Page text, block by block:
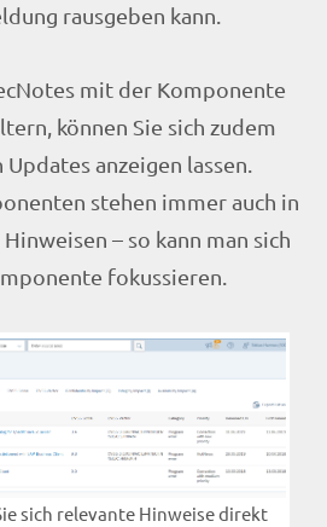
rausgeben kann.
mit der Komponente
können Sie sich zudem
anzeigen lassen.
stehen immer auch in
– so kann man sich
fokussieren.
sich relevante Hinweise direkt